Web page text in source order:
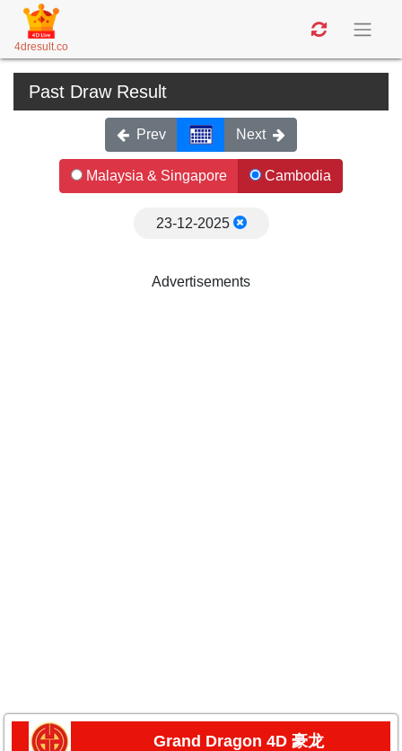
4dresult.co
Past Draw Result
Prev Next
Malaysia & Singapore Cambodia
23-12-2025
Advertisements
Grand Dragon 4D 豪龙